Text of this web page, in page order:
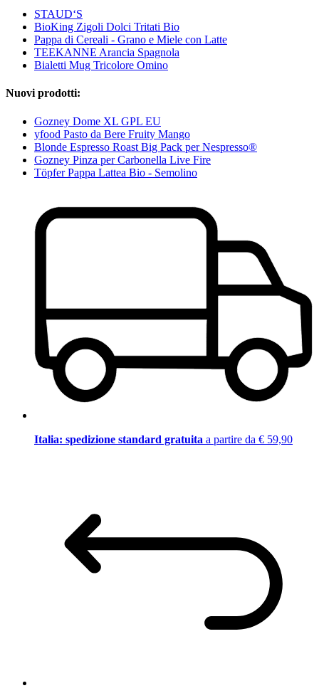
STAUD‘S
BioKing Zigoli Dolci Tritati Bio
Pappa di Cereali - Grano e Miele con Latte
TEEKANNE Arancia Spagnola
Bialetti Mug Tricolore Omino
Nuovi prodotti:
Gozney Dome XL GPL EU
yfood Pasto da Bere Fruity Mango
Blonde Espresso Roast Big Pack per Nespresso®
Gozney Pinza per Carbonella Live Fire
Töpfer Pappa Lattea Bio - Semolino
Italia: spedizione standard gratuita a partire da € 59,90